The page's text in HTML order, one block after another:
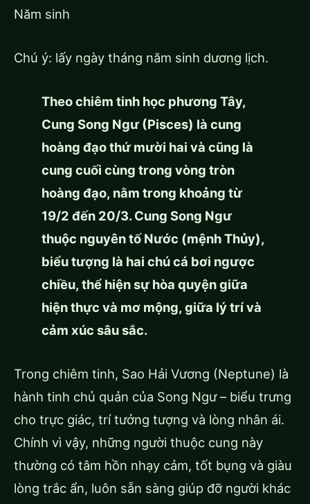
Năm sinh
Chú ý: lấy ngày tháng năm sinh dương lịch.
Theo chiêm tinh học phương Tây,
Cung Song Ngư (Pisces) là cung
hoàng đạo thứ mười hai và cũng là
cung cuối cùng trong vòng tròn
hoàng đạo, nằm trong khoảng từ
19/2 đến 20/3. Cung Song Ngư
thuộc nguyên tố Nước (mệnh Thủy),
biểu tượng là hai chú cá bơi ngược
chiều, thể hiện sự hòa quyện giữa
hiện thực và mơ mộng, giữa lý trí và
cảm xúc sâu sắc.
Trong chiêm tinh, Sao Hải Vương (Neptune) là
hành tinh chủ quản của Song Ngư – biểu trưng
cho trực giác, trí tưởng tượng và lòng nhân ái.
Chính vì vậy, những người thuộc cung này
thường có tâm hồn nhạy cảm, tốt bụng và giàu
lòng trắc ẩn, luôn sẵn sàng giúp đỡ người khác